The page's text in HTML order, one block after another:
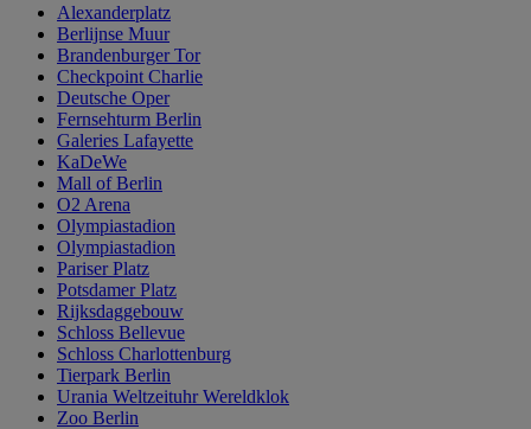
Alexanderplatz
Berlijnse Muur
Brandenburger Tor
Checkpoint Charlie
Deutsche Oper
Fernsehturm Berlin
Galeries Lafayette
KaDeWe
Mall of Berlin
O2 Arena
Olympiastadion
Olympiastadion
Pariser Platz
Potsdamer Platz
Rijksdaggebouw
Schloss Bellevue
Schloss Charlottenburg
Tierpark Berlin
Urania Weltzeituhr Wereldklok
Zoo Berlin